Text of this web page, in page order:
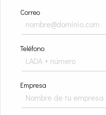
Correo
Teléfono
Empresa